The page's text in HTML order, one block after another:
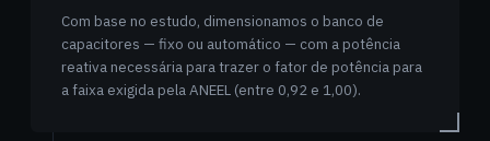
Com base no estudo, dimensionamos o banco de
capacitores — fixo ou automático — com a potência
reativa necessária para trazer o fator de potência para
a faixa exigida pela ANEEL (entre 0,92 e 1,00).